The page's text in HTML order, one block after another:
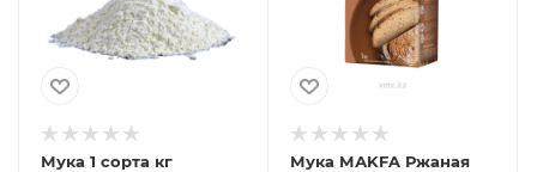
Мука 1 сорта кг
Мука МАKFA Ржаная